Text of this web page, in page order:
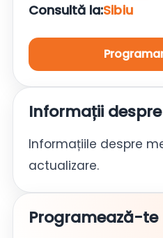
Consultă la:Sibiu
Informații
Informațiile despre
actualizare.
Programează-te